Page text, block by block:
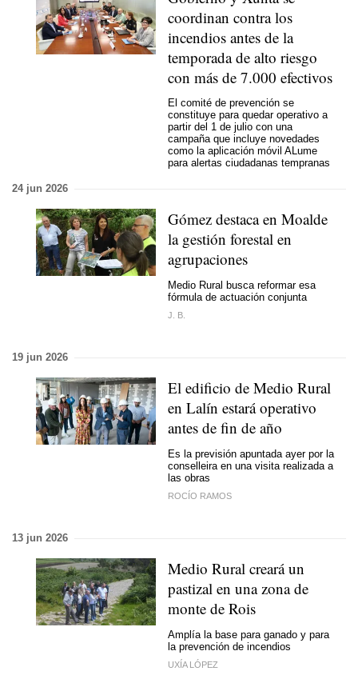
coordinan contra los
incendios antes de la
temporada de alto riesgo
con más de 7.000 efectivos
El comité de prevención se
constituye para quedar operativo a
partir del 1 de julio con una
campaña que incluye novedades
como la aplicación móvil ALume
para alertas ciudadanas tempranas
24 jun 2026
Gómez destaca en Moalde
la gestión forestal en
agrupaciones
Medio Rural busca reformar esa
fórmula de actuación conjunta
J. B.
19 jun 2026
El edificio de Medio Rural
en Lalín estará operativo
antes de fin de año
Es la previsión apuntada ayer por la
conselleira en una visita realizada a
las obras
ROCÍO RAMOS
13 jun 2026
Medio Rural creará un
pastizal en una zona de
monte de Rois
Amplía la base para ganado y para
la prevención de incendios
UXÍA LÓPEZ